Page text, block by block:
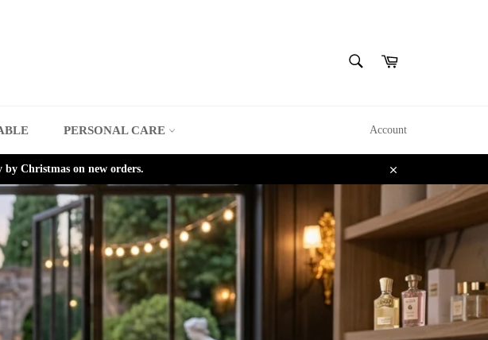
Cart
PERSONAL CARE Account
by Christmas on new orders.
Close